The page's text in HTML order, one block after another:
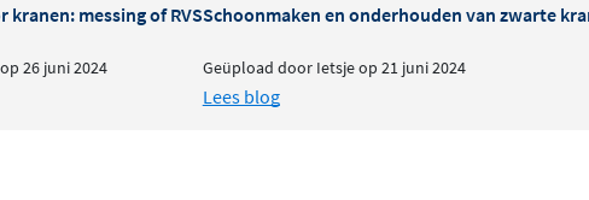
messing of RVS
26 juni 2024
Schoonmaken en onderhouden van zwarte
Geüpload door Ietsje op 21 juni 2024
Lees blog